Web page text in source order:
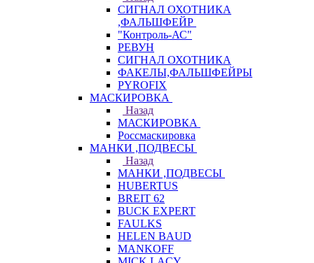
СИГНАЛ ОХОТНИКА
,ФАЛЬШФЕЙР
"Контроль-АС"
РЕВУН
СИГНАЛ ОХОТНИКА
ФАКЕЛЫ,ФАЛЬШФЕЙРЫ
PYROFIX
МАСКИРОВКА
Назад
МАСКИРОВКА
Россмаскировка
МАНКИ ,ПОДВЕСЫ
Назад
МАНКИ ,ПОДВЕСЫ
HUBERTUS
BREIT 62
BUCK EXPERT
FAULKS
HELEN BAUD
MANKOFF